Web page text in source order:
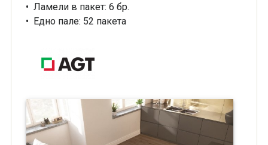
• Ламели в пакет: 6 бр.
• Едно пале: 52 пакета